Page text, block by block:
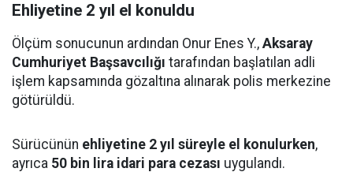
Ehliyetine 2 yıl el konuldu
Ölçüm sonucunun ardından Onur Enes Y., Aksaray
Cumhuriyet Başsavcılığı tarafından başlatılan adli
işlem kapsamında gözaltına alınarak polis merkezine
götürüldü.
Sürücünün ehliyetine 2 yıl süreyle el konulurken,
ayrıca 50 bin lira idari para cezası uygulandı.